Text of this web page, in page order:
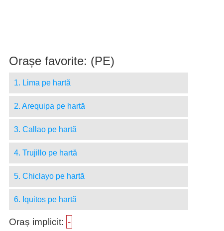
Orașe favorite: (PE)
1. Lima pe hartă
2. Arequipa pe hartă
3. Callao pe hartă
4. Trujillo pe hartă
5. Chiclayo pe hartă
6. Iquitos pe hartă
Oraș implicit: -